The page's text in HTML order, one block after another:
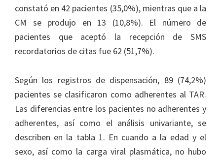
constató en 42 pacientes (35,0%), mientras que a la
CM se produjo en 13 (10,8%). El número de
pacientes que aceptó la recepción de SMS
recordatorios de citas fue 62 (51,7%).
Según los registros de dispensación, 89 (74,2%)
pacientes se clasificaron como adherentes al TAR.
Las diferencias entre los pacientes no adherentes y
adherentes, así como el análisis univariante, se
describen en la tabla 1. En cuando a la edad y el
sexo, así como la carga viral plasmática, no hubo